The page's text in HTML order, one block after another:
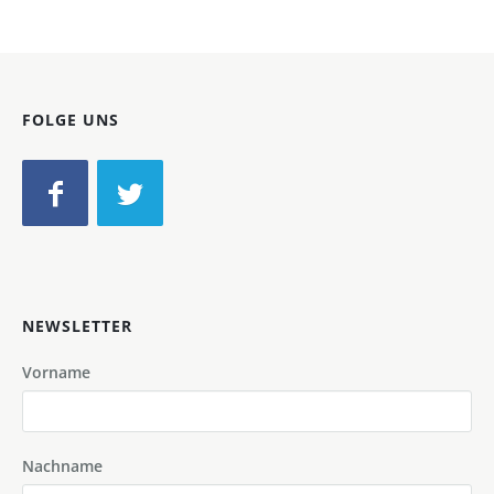
FOLGE UNS
NEWSLETTER
Vorname
Nachname